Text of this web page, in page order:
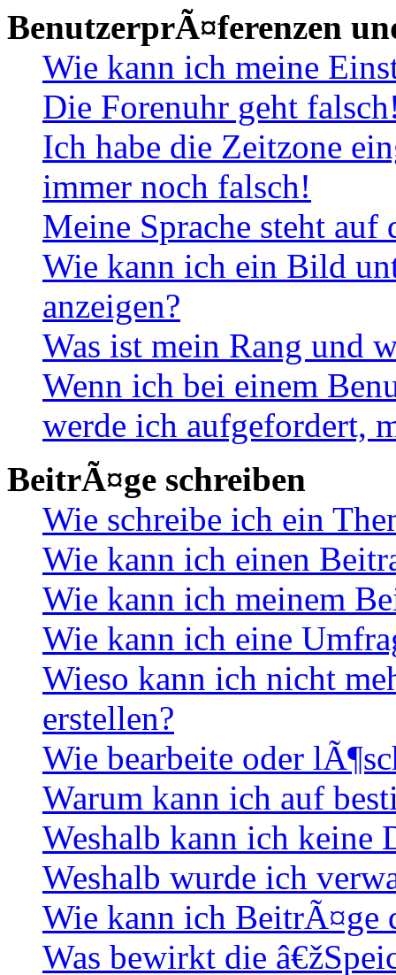
BenutzerprÃ¤ferenzen
Wie kann ich meine
Die Forenuhr geht
Ich habe die Zeitzone
immer noch falsch!
Meine Sprache steht
Wie kann ich ein Bild
anzeigen?
Was ist mein Rang und
Wenn ich bei einem
werde ich aufgefordert,
BeitrÃ¤ge schreiben
Wie schreibe ich ein
Wie kann ich einen
Wie kann ich meinem
Wie kann ich eine
Wieso kann ich nicht
erstellen?
Wie bearbeite oder
Warum kann ich auf
Weshalb kann ich keine
Weshalb wurde ich
Wie kann ich BeitrÃ¤ge
Was bewirkt die